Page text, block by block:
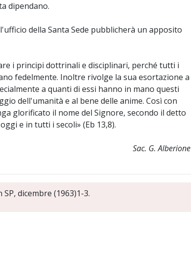
dipendano.
della Santa Sede pubblicherà un apposito
i principi dottrinali e disciplinari, perché tutti i
fedelmente. Inoltre rivolge la sua esortazione a
a quanti di essi hanno in mano questi
dell'umanità e al bene delle anime. Così con
glorificato il nome del Signore, secondo il detto
e in tutti i secoli» (Eb 13,8).
Sac. G. Alberione
SP, dicembre (1963)1-3.